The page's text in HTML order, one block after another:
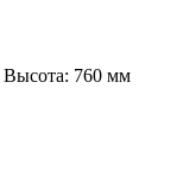
760 мм